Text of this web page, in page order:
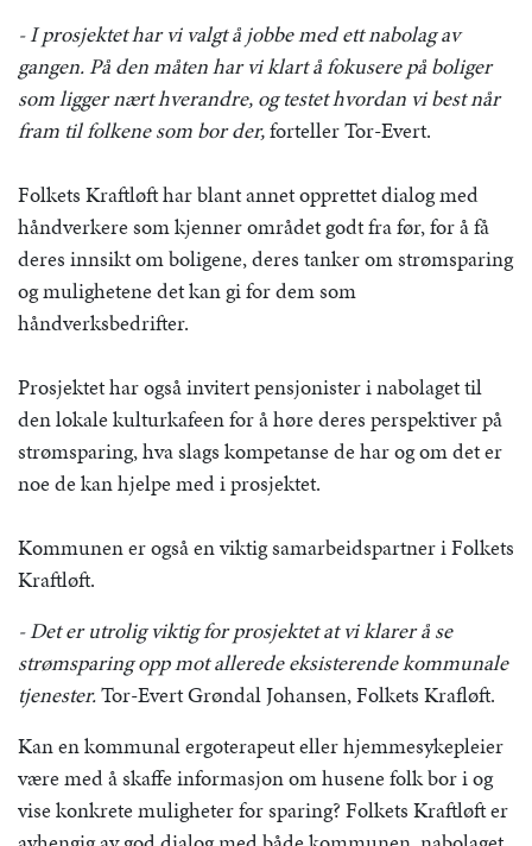
- I prosjektet har vi valgt å jobbe med ett nabolag av
gangen. På den måten har vi klart å fokusere på boliger
som ligger nært hverandre, og testet hvordan vi best når
fram til folkene som bor der,forteller Tor-Evert.
Folkets Kraftløft har blant annet opprettet dialog med
håndverkere som kjenner området godt fra før, for å få
deres innsikt om boligene, deres tanker om strømsparing
og mulighetene det kan gi for dem som
håndverksbedrifter.
Prosjektet har også invitert pensjonister i nabolaget til
den lokale kulturkafeen for å høre deres perspektiver på
strømsparing, hva slags kompetanse de har og om det er
noe de kan hjelpe med i prosjektet.
Kommunen er også en viktig samarbeidspartner i Folkets
Kraftløft.
- Det er utrolig viktig for prosjektet at vi klarer å se
strømsparing opp mot allerede eksisterende kommunale
tjenester.Tor-Evert Grøndal Johansen, Folkets Krafløft.
Kan en kommunal ergoterapeut eller hjemmesykepleier
være med å skaffe informasjon om husene folk bor i og
vise konkrete muligheter for sparing? Folkets Kraftløft er